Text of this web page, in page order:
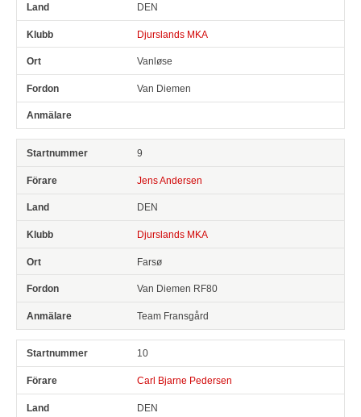
DEN
Djurslands MKA
Vanløse
Van Diemen
9
Jens Andersen
DEN
Djurslands MKA
Farsø
Van Diemen RF80
Team Fransgård
10
Carl Bjarne Pedersen
DEN